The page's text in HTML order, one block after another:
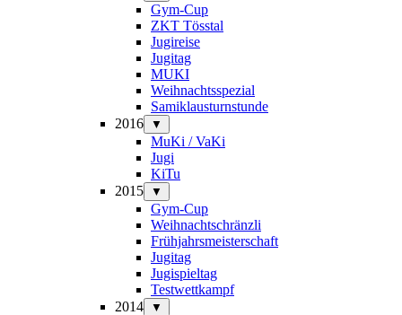
Gym-Cup
ZKT Tösstal
Jugireise
Jugitag
MUKI
Weihnachtsspezial
Samiklausturnstunde
2016
▼
MuKi / VaKi
Jugi
KiTu
2015
▼
Gym-Cup
Weihnachtschränzli
Frühjahrsmeisterschaft
Jugitag
Jugispieltag
Testwettkampf
2014
▼